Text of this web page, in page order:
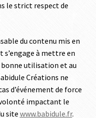
le strict respect de
du contenu mis en
s’engage à mettre en
bonne utilisation et au
Créations ne
d’événement de force
impactant le
sitewww.babidule.fr.